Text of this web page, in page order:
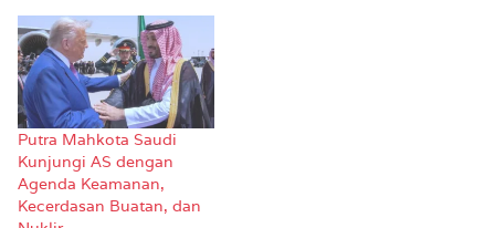
Putra Mahkota Saudi
Kunjungi AS dengan
Agenda Keamanan,
Kecerdasan Buatan, dan